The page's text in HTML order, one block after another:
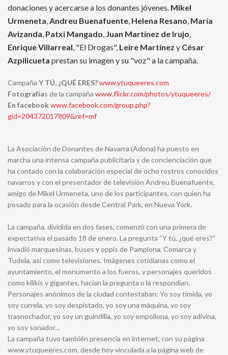
donaciones y acercarse a los donantes jóvenes. Mikel
Urmeneta,Andreu Buenafuente, Helena Resano, María
Avizanda, Patxi Mangado, Juan Martínez de Irujo,
Enrique Villarreal, "El Drogas", Leire Martínez y César
Azpilicueta prestan su imagen y su "voz" a la campaña.
Campaña Y TÚ, ¿QUÉ ERES?www.ytuqueeres.com
Fotografías de la campaña www.flickr.com/photos/ytuqueeres/
En facebookwww.facebook.com/group.php?
gid=204372017809&ref=mf
La Asociación de Donantes de Navarra (Adona) ha puesto en
marcha una intensa campaña publicitaria y de concienciación que
ha contado con la colaboración especial de ocho rostros conocidos
navarros y con el presentador de televisión Andreu Buenafuente,
amigo de Mikel Urmeneta, uno de los participantes, con quien ha
posado para la ocasión desde Central Park, en Nueva York.
La campaña, dividida en dos fases, comenzó con una primera de
expectativa el pasado 18 de enero. La pregunta “Y tú, ¿qué eres?”
invadió marquesinas, buses y oppis de Pamplona, Comarca y
Tudela, así como televisiones. Imágenes cotidianas como el
ayuntamiento, el monumento a los fueros, y personajes queridos
como kilikis y gigantes, hacían la pregunta o la respondían.
Personajes anónimos de la ciudad contestaban: Yo soy timida, yo
soy currela, yo soy despistado, yo soy una máquina, yo soy
trasnochador, yo soy un guindilla, yo soy empollona, yo soy adivina,
yo soy sonador...
La campaña tuvo también presencia en internet, con su página
www.ytuqueeres.com, desde hoy vinculada a la página web de